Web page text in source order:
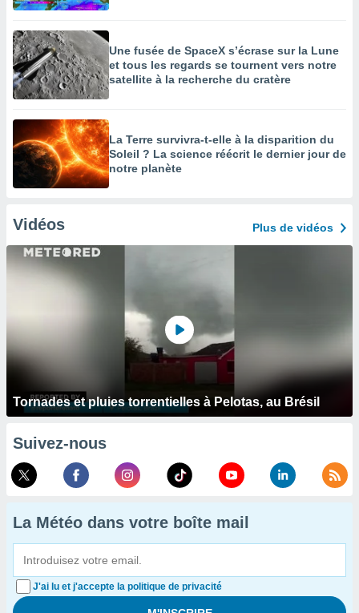
Une fusée de SpaceX s’écrase sur la Lune
et tous les regards se tournent vers notre
satellite à la recherche du cratère
La Terre survivra-t-elle à la disparition du
Soleil ? La science réécrit le dernier jour de
notre planète
Vidéos Plus de vidéos
Tornades et pluies torrentielles à Pelotas, au Brésil
Suivez-nous
La Météo dans votre boîte mail
J'ai lu et j'accepte la politique de privacité